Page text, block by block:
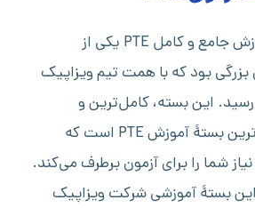
بستۀ آموزش جامع و کامل PTE یکی از
بزرگی بود که با همت تیم ویزاپیک
این بسته، کامل‌ترین و
تخصصی‌ترین بستۀ آموزش PTE است که
نیاز شما را برای آزمون برطرف می‌کند.
بستۀ آموزشی شرکت ویزاپیک